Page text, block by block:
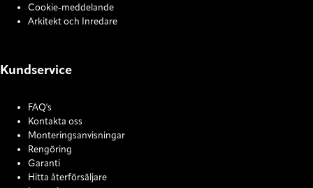
Cookie-meddelande
Arkitekt och Inredare
Kundservice
FAQ's
Kontakta oss
Monteringsanvisningar
Rengöring
Garanti
Hitta återförsäljare